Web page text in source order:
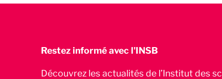
Restez informé avec l'INSB
Découvrez les actualités de l’Institut des